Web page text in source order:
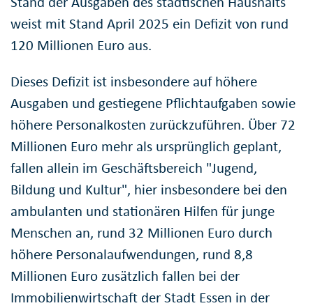
weist mit Stand April 2025 ein Defizit von rund
120 Millionen Euro aus.
Dieses Defizit ist insbesondere auf höhere
Ausgaben und gestiegene Pflichtaufgaben sowie
höhere Personalkosten zurückzuführen. Über 72
Millionen Euro mehr als ursprünglich geplant,
fallen allein im Geschäftsbereich "Jugend,
Bildung und Kultur", hier insbesondere bei den
ambulanten und stationären Hilfen für junge
Menschen an, rund 32 Millionen Euro durch
höhere Personalaufwendungen, rund 8,8
Millionen Euro zusätzlich fallen bei der
Immobilienwirtschaft der Stadt Essen in der